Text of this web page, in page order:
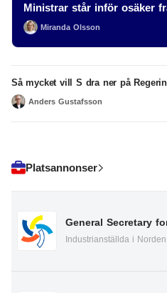
Ministrar står inför osäker
Miranda Olsson
Så mycket vill S dra ner på
Anders Gustafsson
Platsannonser
General Secretary
Industrianställda i Norden